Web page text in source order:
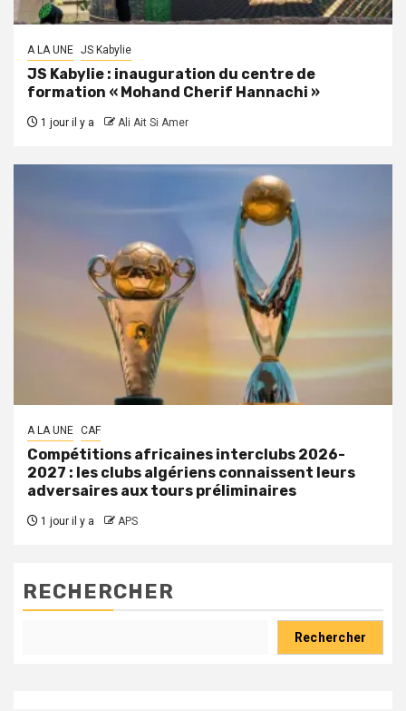
A LA UNE JS Kabylie
JS Kabylie : inauguration du centre de
formation « Mohand Cherif Hannachi »
1 jour il y a Ali Ait Si Amer
A LA UNE CAF
Compétitions africaines interclubs 2026-
2027 : les clubs algériens connaissent leurs
adversaires aux tours préliminaires
1 jour il y a APS
RECHERCHER
Rechercher